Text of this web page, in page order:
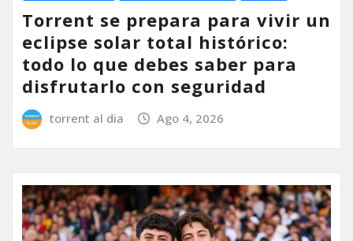
Torrent se prepara para vivir un
eclipse solar total histórico:
todo lo que debes saber para
disfrutarlo con seguridad
torrent al dia Ago 4, 2026